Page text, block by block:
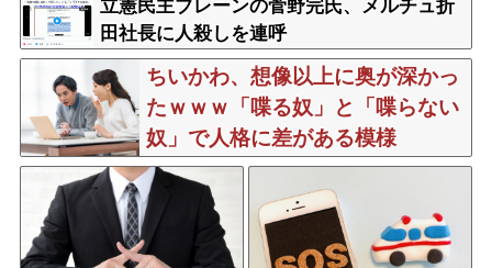
き
立憲民主ブレーンの菅野完氏、メルチュ折
田社長に人殺しを連呼
ちいかわ、想像以上に奥が深かっ
たｗｗｗ「喋る奴」と「喋らない
奴」で人格に差がある模様